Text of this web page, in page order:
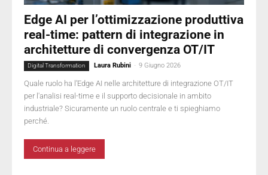
Edge AI per l’ottimizzazione produttiva
real-time: pattern di integrazione in
architetture di convergenza OT/IT
Digital Transformation Laura Rubini - 9 Giugno 2026
Quale ruolo ha l’Edge AI nelle architetture di integrazione OT/IT
per l'analisi real-time e il supporto decisionale in ambito
industriale? Sicuramente un ruolo centrale e ti spieghiamo
perché.
Continua a leggere